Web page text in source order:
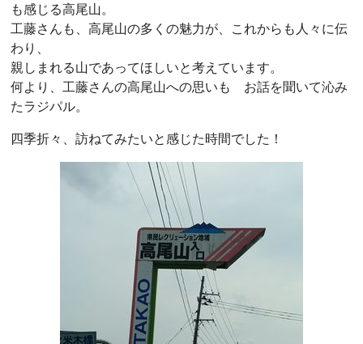
も感じる高尾山。
工藤さんも、高尾山の多くの魅力が、これからも人々に伝
わり、
親しまれる山であってほしいと考えています。
何より、工藤さんの高尾山への思いも お話を聞いて沁み
たラジパル。
四季折々、訪ねてみたいと感じた時間でした！